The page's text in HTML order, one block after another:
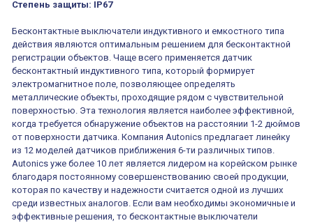
Степень защиты: IP67
Бесконтактные выключатели индуктивного и емкостного типа
действия являются оптимальным решением для бесконтактной
регистрации объектов. Чаще всего применяется датчик
бесконтактный индуктивного типа, который формирует
электромагнитное поле, позволяющее определять
металлические объекты, проходящие рядом с чувствительной
поверхностью. Эта технология является наиболее эффективной,
когда требуется обнаружение объектов на расстоянии 1-2 дюймов
от поверхности датчика. Компания Autonics предлагает линейку
из 12 моделей датчиков приближения 6-ти различных типов.
Autonics уже более 10 лет является лидером на корейском рынке
благодаря постоянному совершенствованию своей продукции,
которая по качеству и надежности считается одной из лучших
среди известных аналогов. Если вам необходимы экономичные и
эффективные решения, то бесконтактные выключатели